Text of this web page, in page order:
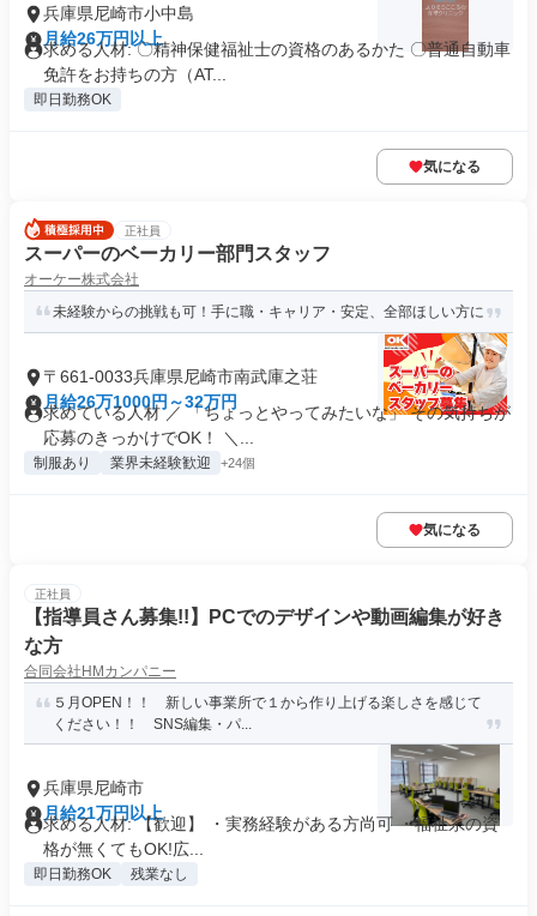
兵庫県尼崎市小中島
月給26万円以上
求める人材: 〇精神保健福祉士の資格のあるかた 〇普通自動車
免許をお持ちの方（AT...
即日勤務OK
気になる
正社員
スーパーのベーカリー部門スタッフ
オーケー株式会社
未経験からの挑戦も可！手に職・キャリア・安定、全部ほしい方に
〒661-0033兵庫県尼崎市南武庫之荘
月給26万1000円～32万円
求めている人材 ／ 「ちょっとやってみたいな」 その気持ちが
応募のきっかけでOK！ ＼...
制服あり 業界未経験歓迎 +24個
気になる
正社員
【指導員さん募集!!】PCでのデザインや動画編集が好き
な方
合同会社HMカンパニー
５月OPEN！！ 新しい事業所で１から作り上げる楽しさを感じて
ください！！ SNS編集・パ...
兵庫県尼崎市
月給21万円以上
求める人材: 【歓迎】 ・実務経験がある方尚可 ・福祉系の資
格が無くてもOK!広...
即日勤務OK 残業なし